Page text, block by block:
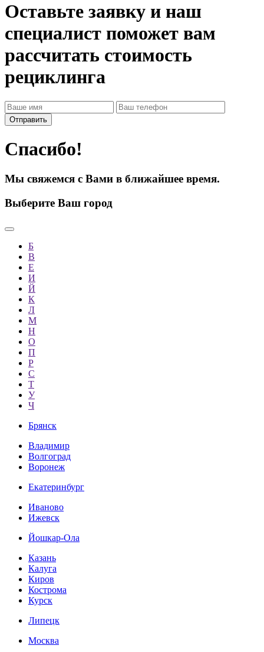
Оставьте заявку и наш
специалист поможет вам
рассчитать стоимость
рециклинга
Спасибо!
Мы свяжемся с Вами в ближайшее время.
Выберите Ваш город
Б
В
Е
И
Й
К
Л
М
Н
О
П
Р
С
Т
У
Ч
Брянск
Владимир
Волгоград
Воронеж
Екатеринбург
Иваново
Ижевск
Йошкар-Ола
Казань
Калуга
Киров
Кострома
Курск
Липецк
Москва